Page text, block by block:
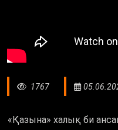
1767
«Қазына» халық би